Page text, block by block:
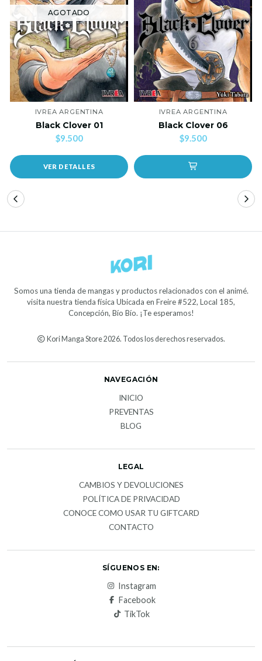
AGOTADO
IVREA ARGENTINA
Black Clover 01
$9.500
VER DETALLES
IVREA ARGENTINA
Black Clover 06
$9.500
Somos una tienda de mangas y productos relacionados con el animé.
visita nuestra tienda física Ubicada en Freire #522, Local 185,
Concepción, Bío Bío. ¡Te esperamos!
Kori Manga Store 2026. Todos los derechos reservados.
NAVEGACIÓN
INICIO
PREVENTAS
BLOG
LEGAL
CAMBIOS Y DEVOLUCIONES
POLÍTICA DE PRIVACIDAD
CONOCE COMO USAR TU GIFTCARD
CONTACTO
SÍGUENOS EN:
Instagram
Facebook
TikTok